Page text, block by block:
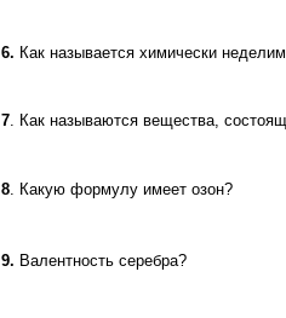
6. Как называется химически
7. Как называются вещества,
8 . Какую формулу имеет озон?
9. Валентность серебра?